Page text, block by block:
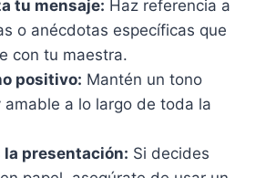
tu mensaje: Haz referencia a
o anécdotas específicas que
con tu maestra.
positivo: Mantén un tono
amable a lo largo de toda la
la presentación: Si decides